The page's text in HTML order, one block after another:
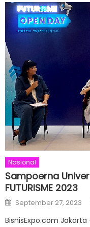
Nasional
Sampoerna
FUTURISME 2023
Posted
on
September 27, 2023
BisnisExpo.com